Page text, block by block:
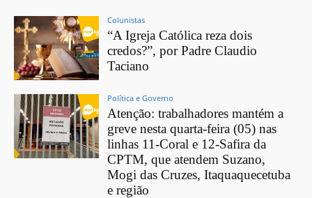
Colunistas
“A Igreja Católica reza dois
credos?”, por Padre Claudio
Taciano
Política e Governo
Atenção: trabalhadores mantém a
greve nesta quarta-feira (05) nas
linhas 11-Coral e 12-Safira da
CPTM, que atendem Suzano,
Mogi das Cruzes, Itaquaquecetuba
e região